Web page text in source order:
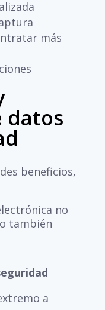
más
datos
beneficios,
no
también
a